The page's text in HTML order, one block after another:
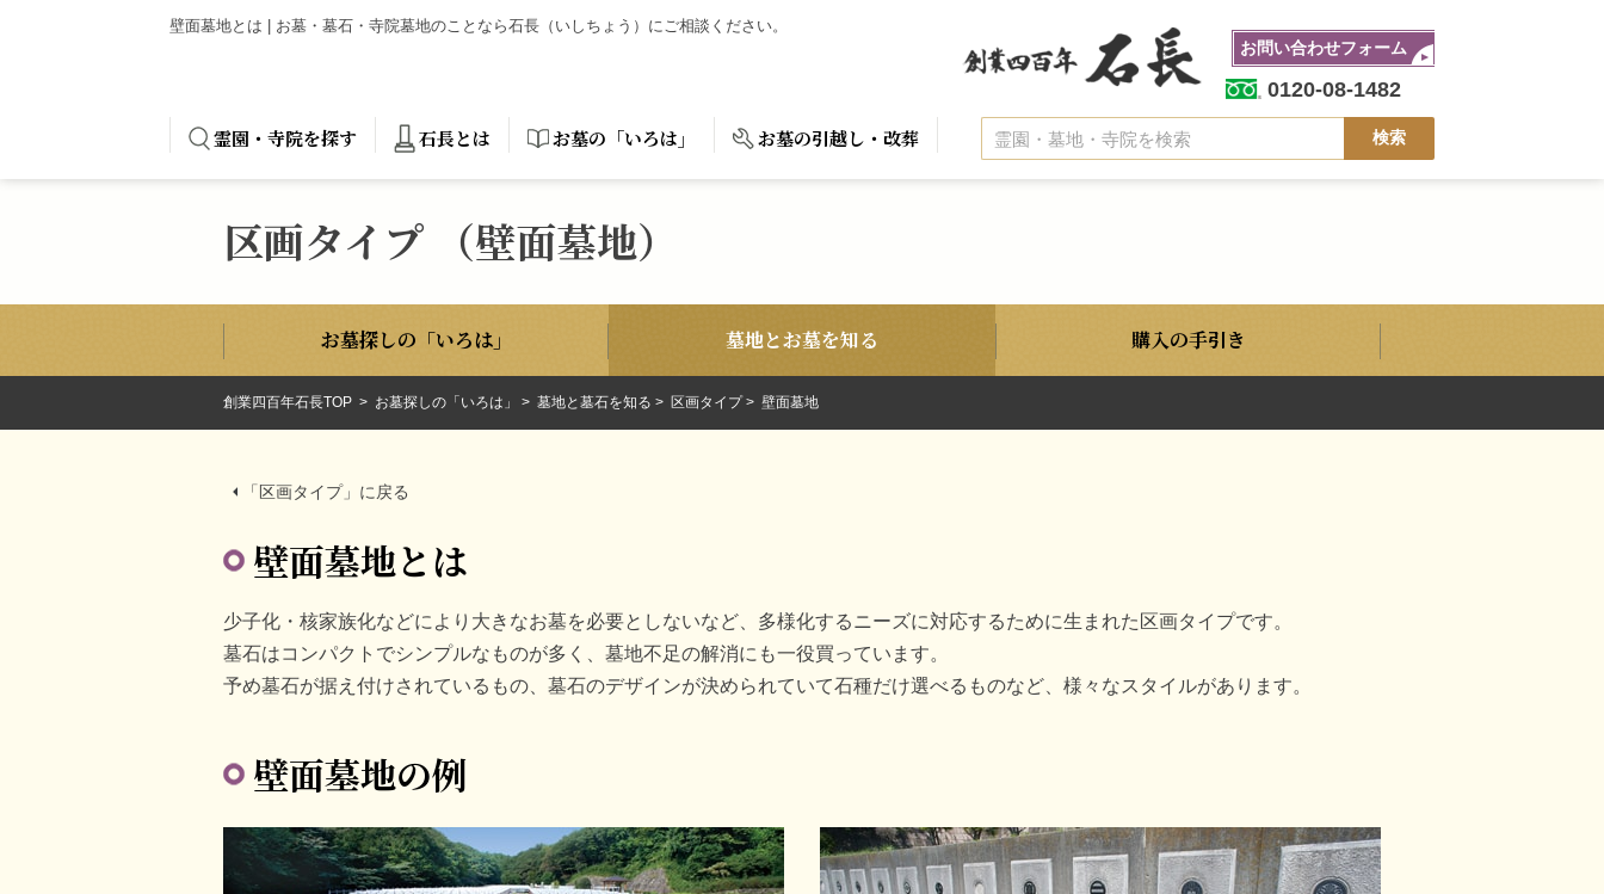
壁面墓地とは | お墓・墓石・寺院墓地のことなら石長（いしちょう）にご相談ください。
霊園・寺院を探す 石長とは お墓の「いろは」 お墓の引越し・改葬
お問い合わせフォーム
0120-08-1482
区画タイプ （壁面墓地）
お墓探しの「いろは」 墓地とお墓を知る 購入の手引き
創業四百年石長TOP お墓探しの「いろは」 墓地と墓石を知る 区画タイプ 壁面墓地
「区画タイプ」に戻る
壁面墓地とは
少子化・核家族化などにより大きなお墓を必要としないなど、多様化するニーズに対応するために生まれた区画タイプです。
墓石はコンパクトでシンプルなものが多く、墓地不足の解消にも一役買っています。
予め墓石が据え付けされているもの、墓石のデザインが決められていて石種だけ選べるものなど、様々なスタイルがあります。
壁面墓地の例